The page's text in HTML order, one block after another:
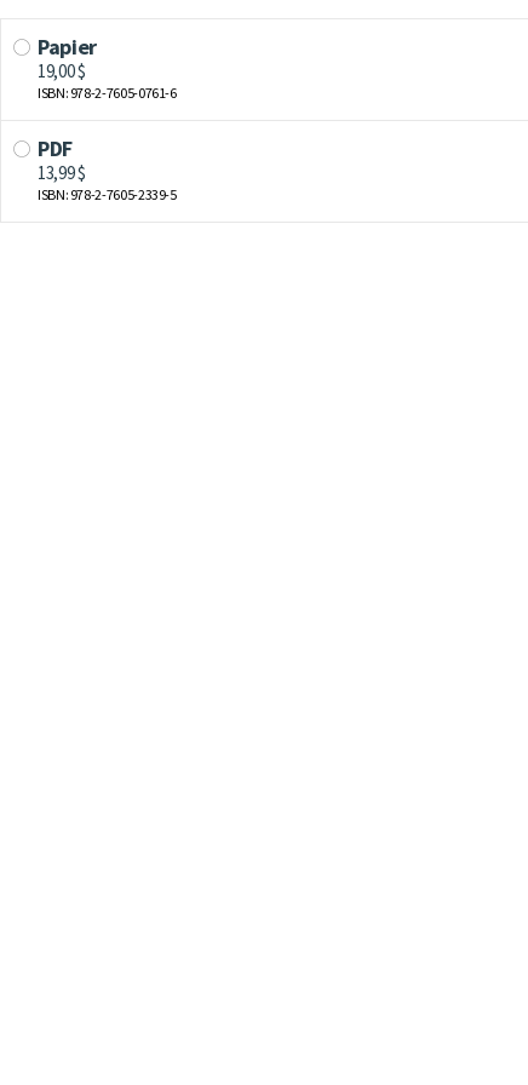
Papier
19,00 $
ISBN: 978-2-7605-0761-6
PDF
13,99 $
ISBN: 978-2-7605-2339-5